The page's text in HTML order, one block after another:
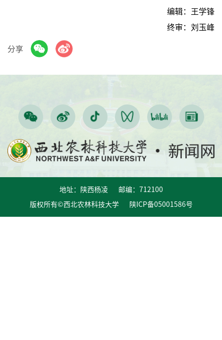
编辑：王学锋
终审：刘玉峰
分享
地址：陕西杨凌 邮编：712100
版权所有©西北农林科技大学 陕ICP备05001586号